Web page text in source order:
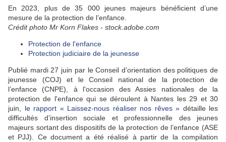
En 2023, plus de 35 000 jeunes majeurs bénéficient d’une
mesure de la protection de l’enfance.
Crédit photo Mr Korn Flakes - stock.adobe.com
Protection de l'enfance
Protection judiciaire de la jeunesse
Publié mardi 27 juin par le Conseil d’orientation des politiques de
jeunesse (COJ) et le Conseil national de la protection de
l’enfance (CNPE), à l'occasion des Assies nationales de la
protection de l'enfance qui se déroulent à Nantes les 29 et 30
juin, le rapport « Laissez-nous réaliser nos rêves » détaille les
difficultés d’insertion sociale et professionnelle des jeunes
majeurs sortant des dispositifs de la protection de l’enfance (ASE
et PJJ). Ce document a été réalisé à partir de la compilation